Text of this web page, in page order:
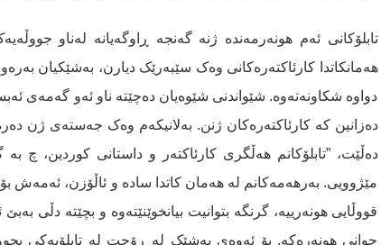
تابلۆکانی ئەم هونەرمەندە ژنە گەنجە ڕاوگەیانە لەناو
هەمانکاتدا کارئاکتەرەکانی وەک سێبەرێک دیارن، بەشێکیان
دواوە شکاونەتەوە. شێواندنی شێوەیان دەچێتە ناو ئەو گەمەی
دەزانین کە کارئاکتەرەکان ژنن. بەلانیکەم وەک جەستەی ژن
دەڵێت، ”تابلۆکانم هەڵگری کارئاکتەر و داستانی کوردین،
مێژوویی. بەرهەمەکانم لە هەمان کاتدا سادە و ئاڵۆزن، ئەمەش
قووڵایی هونەرییە، گرنگە بتوانیت بیانخوێنێتەوە و بچێتە دڵی
جوانی هونەرەکە. بۆ ئەوەی بەشێک لە ڕۆحت لە تابلۆیەکی